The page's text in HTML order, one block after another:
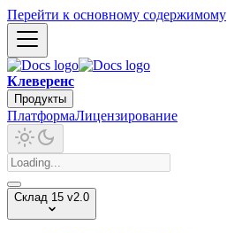
Перейти к основному содержимому
Клеверенс
Продукты
ПлатформаЛицензирование
Склад 15 v2.0